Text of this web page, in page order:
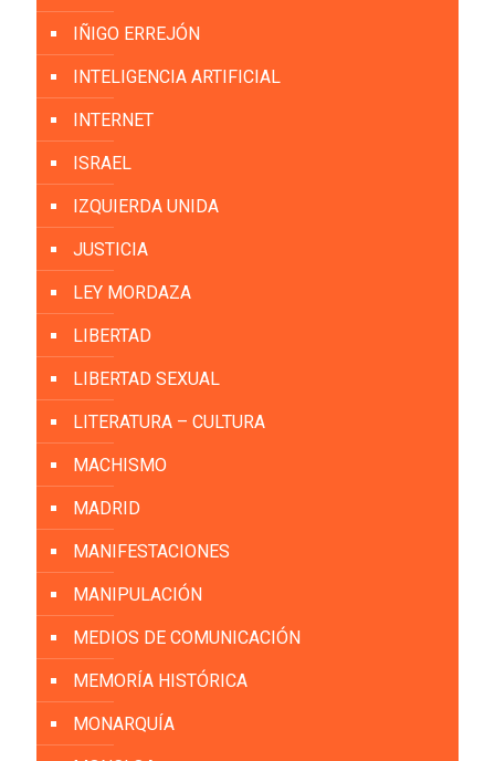
IÑIGO ERREJÓN
INTELIGENCIA ARTIFICIAL
INTERNET
ISRAEL
IZQUIERDA UNIDA
JUSTICIA
LEY MORDAZA
LIBERTAD
LIBERTAD SEXUAL
LITERATURA – CULTURA
MACHISMO
MADRID
MANIFESTACIONES
MANIPULACIÓN
MEDIOS DE COMUNICACIÓN
MEMORÍA HISTÓRICA
MONARQUÍA